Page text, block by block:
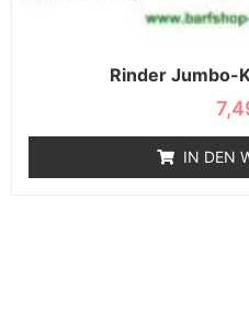
Rinder Jumbo-
IN DEN